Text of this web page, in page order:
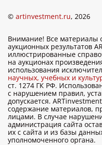
© artinvestment.ru, 2026
Внимание! Все материалы
аукционных результатов
иллюстрированные
на аукционах
использования
научных, учебных и
ст. 1274 ГК РФ.
с нарушением правил,
допускается.
содержание материалов,
лицами. В случае
администрация сайта
их с сайта и из базы
уполномоченного органа.